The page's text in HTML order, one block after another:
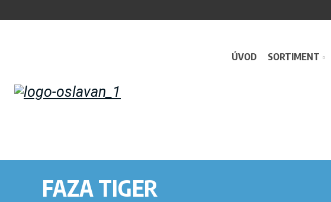
ÚVOD SORTIMENT
FAZA TIGER